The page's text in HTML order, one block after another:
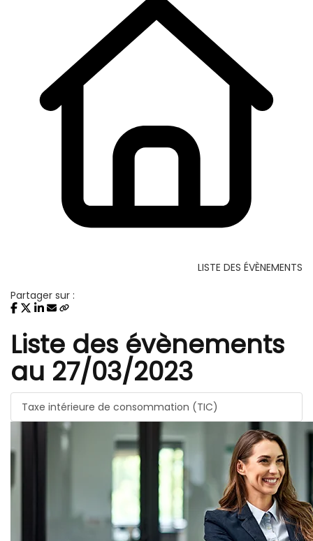
LISTE DES ÉVÈNEMENTS
Partager sur :
Liste des évènements
au 27/03/2023
Taxe intérieure de consommation (TIC)